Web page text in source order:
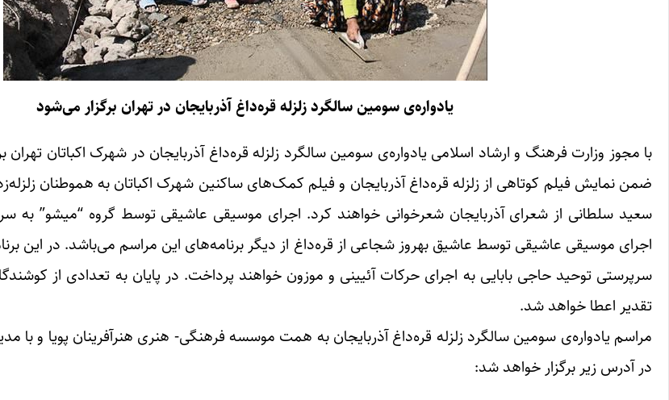
یادواره‌ی سومین سالگرد زلزله قره‌داغ آذربایجان در تهران برگزار می‌شود
با مجوز وزارت فرهنگ و ارشاد اسلامی یادواره‌ی سومین سالگرد زلزله قره‌داغ آذربایجان در شهرک اکباتان
ضمن نمایش فیلم کوتاهی از زلزله قره‌داغ آذربایجان و فیلم کمک‌های ساکنین شهرک اکباتان به هموطنان
سعید سلطانی از شعرای آذربایجان شعرخوانی خواهند کرد. اجرای موسیقی عاشیقی توسط گروه “میشو” به
اجرای موسیقی عاشیقی توسط عاشیق بهروز شجاعی از قره‌داغ از دیگر برنامه‌های این مراسم می‌باشد. در این
سرپرستی توحید حاجی بابایی به اجرای حرکات آئیینی و موزون خواهند پرداخت. در پایان به تعدادی از
تقدیر اعطا خواهد شد.
مراسم یادواره‌ی سومین سالگرد زلزله قره‌داغ آذربایجان به همت موسسه فرهنگی- هنری هنرآفرینان پویا و با
در آدرس زیر برگزار خواهد شد: